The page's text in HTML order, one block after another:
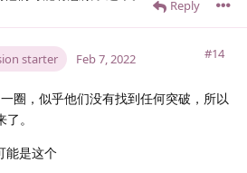
Reply
starter #14
Feb 7, 2022
圈，似乎他们没有找到任何突破，所以
。
能是这个